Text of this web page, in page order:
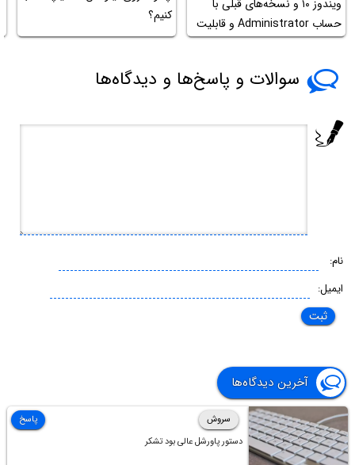
ویندوز ۱۰ و نسخه‌های قبلی با
حساب Administrator و قابلیت
Compatibility ویندوز
کنیم؟
سوالات و پاسخ‌ها و دیدگاه‌ها
نام:
ایمیل:
آخرین دیدگاه‌ها
سروش
دستور پاورشل عالی بود تشکر
پاسخ